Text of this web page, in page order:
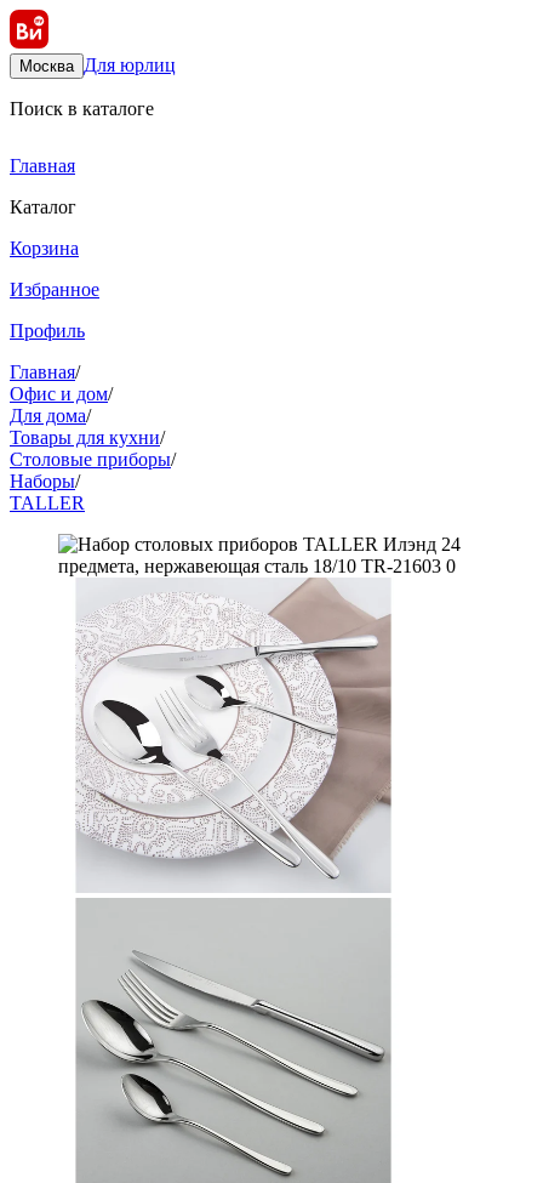
Москва Для юрлиц
Поиск в каталоге
Главная
Каталог
Корзина
Избранное
Профиль
Главная/
Офис и дом/
Для дома/
Товары для кухни/
Столовые приборы/
Наборы/
TALLER